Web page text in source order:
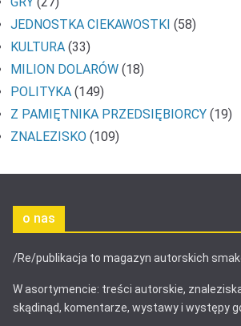
JEDNOSTKA CIEKAWOSTKI (58)
KULTURA (33)
MILION DOLARÓW (18)
POLITYKA (149)
Z PAMIĘTNIKA PRZEDSIĘBIORCY (19)
ZNALEZISKO (109)
o nas
/Re/publikacja to magazyn autorskich
W asortymencie: treści autorskie,
skądinąd, komentarze, wystawy i występy